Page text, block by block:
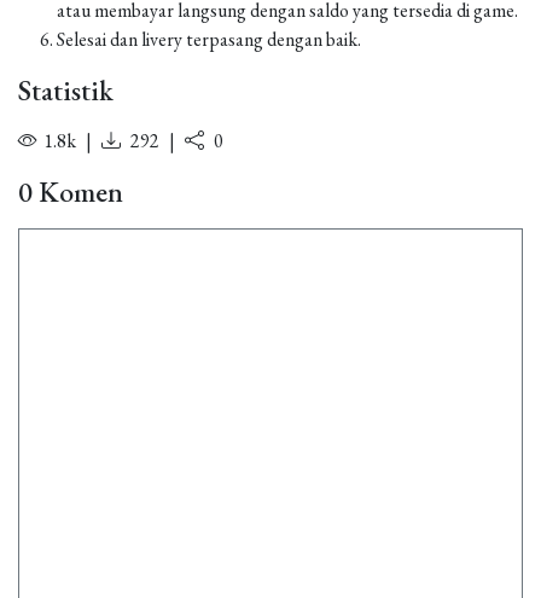
atau membayar langsung dengan saldo yang tersedia di game.
Selesai dan livery terpasang dengan baik.
Statistik
1.8k | 292 | 0
0 Komen